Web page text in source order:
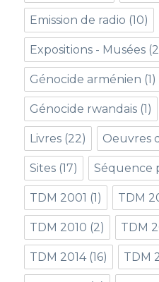
Emission de radio (10)
Expositions - Musées
Génocide arménien (1)
Génocide rwandais (1)
Livres (22) Oeuvres
Sites (17) Séquence
TDM 2001 (1) TDM
TDM 2010 (2) TDM
TDM 2014(16) TDM